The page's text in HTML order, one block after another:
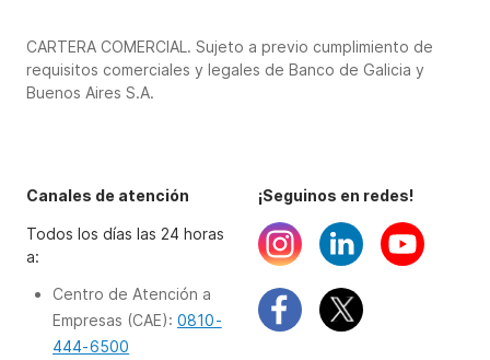
CARTERA COMERCIAL. Sujeto a previo cumplimiento de
requisitos comerciales y legales de Banco de Galicia y
Buenos Aires S.A.
¡Seguinos en redes!
Canales de atención
Todos los días las 24 horas
a:
Centro de Atención a
Empresas (CAE): 0810-
444-6500